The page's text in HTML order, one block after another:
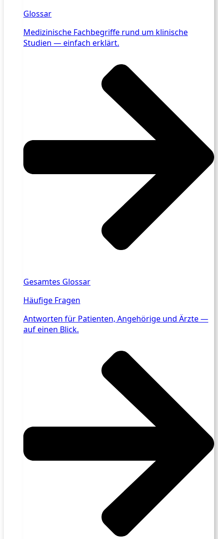
Glossar
Medizinische Fachbegriffe rund um klinische
Studien — einfach erklärt.
Gesamtes Glossar
Häufige Fragen
Antworten für Patienten, Angehörige und Ärzte —
auf einen Blick.